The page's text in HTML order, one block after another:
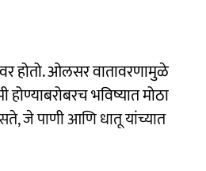
होतो. ओलसर वातावरणामुळे
भविष्यात मोठा
जे पाणी आणि धातू यांच्यात